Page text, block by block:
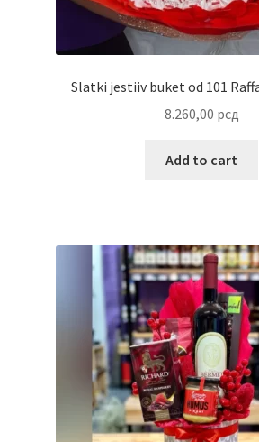
Uredjenje doma
Slatki jestiiv buket od 101
8.260,00 рсд
Add to cart